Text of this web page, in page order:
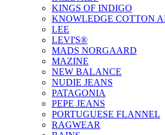
KINGS OF INDIGO
KNOWLEDGE COTTON
LEE
LEVI'S®
MADS NORGAARD
MAZINE
NEW BALANCE
NUDIE JEANS
PATAGONIA
PEPE JEANS
PORTUGUESE FLANNEL
RAGWEAR